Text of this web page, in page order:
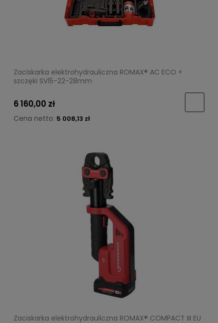
Zaciskarka elektrohydrauliczna ROMAX® AC ECO +
szczęki SV15-22-28mm
6 160,00 zł
Cena netto: 5 008,13 zł
Zaciskarka elektrohydrauliczna ROMAX® COMPACT III EU